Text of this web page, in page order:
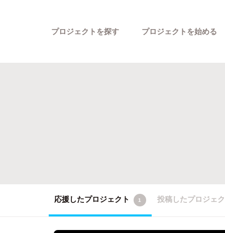
プロジェクトを探す プロジェクトを始める
応援したプロジェクト 1 投稿したプロジェ